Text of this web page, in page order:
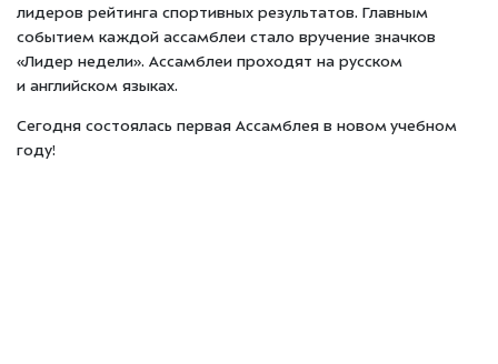
лидеров рейтинга спортивных результатов. Главным
событием каждой ассамблеи стало вручение значков
«Лидер недели». Ассамблеи проходят на русском
и английском языках.
Сегодня состоялась первая Ассамблея в новом учебном
году!